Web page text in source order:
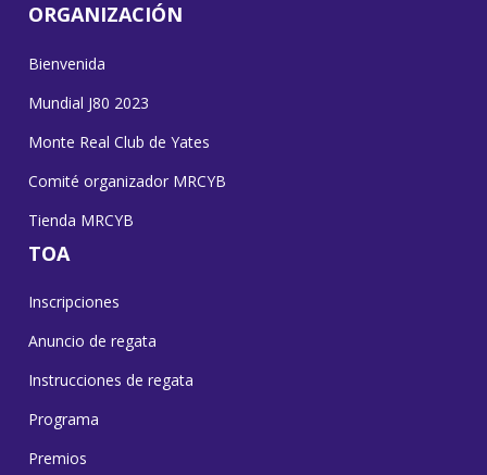
ORGANIZACIÓN
Bienvenida
Mundial J80 2023
Monte Real Club de Yates
Comité organizador MRCYB
Tienda MRCYB
TOA
Inscripciones
Anuncio de regata
Instrucciones de regata
Programa
Premios